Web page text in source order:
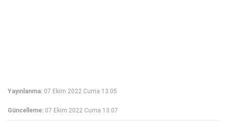
Yayınlanma: 07 Ekim 2022 Cuma 13:05
Güncelleme: 07 Ekim 2022 Cuma 13:07